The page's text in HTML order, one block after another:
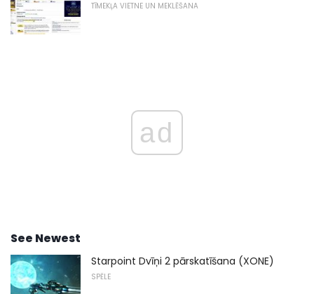
TĪMEKĻA VIETNE UN MEKLĒŠANA
ad
See Newest
Starpoint Dvīņi 2 pārskatīšana (XONE)
SPĒLE